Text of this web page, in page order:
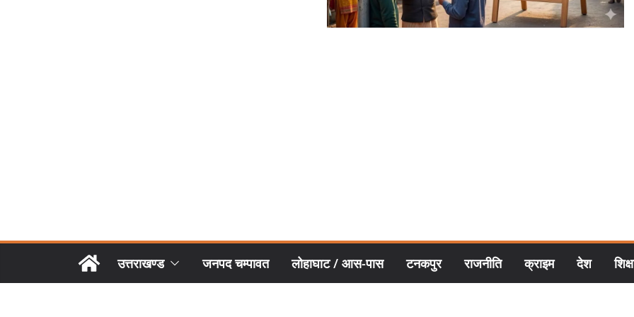
उत्तराखण्ड जनपद चम्पावत लोहाघाट / आस-पास टनकपुर राजनीति क्राइम देश